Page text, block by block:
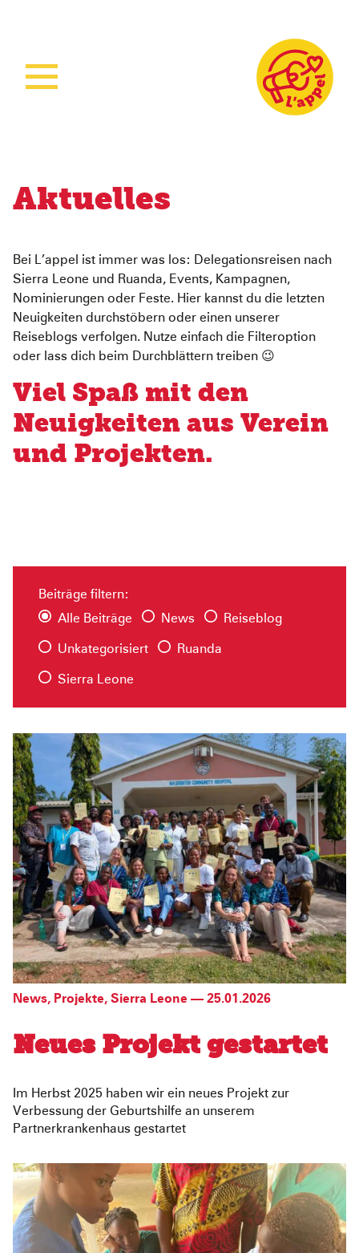
Was wir tun
Wie wir arbeiten
Woman Empowerment
Sichere Geburtshilfe
Ruanda Nursery School Feeding Project
Abgeschlossene Projekte
Über uns
Unser Team
Mitmachen
Jahresbericht
Partnerschaften
Spenden
Aktuelles
Bei L’appel ist immer was los: Delegationsreisen nach
Sierra Leone und Ruanda, Events, Kampagnen,
Nominierungen oder Feste. Hier kannst du die letzten
Neuigkeiten durchstöbern oder einen unserer
Reiseblogs verfolgen. Nutze einfach die Filteroption
oder lass dich beim Durchblättern treiben 😉
Viel Spaß mit den
Neuigkeiten aus Verein
und Projekten.
Beiträge filtern:
Alle Beiträge
News Reiseblog
Unkategorisiert Ruanda
Sierra Leone
News, Projekte, Sierra Leone — 25.01.2026
Neues Projekt gestartet
Im Herbst 2025 haben wir ein neues Projekt zur
Verbessung der Geburtshilfe an unserem
Partnerkrankenhaus gestartet